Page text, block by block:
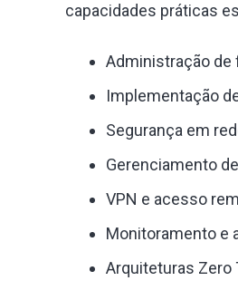
capacidades práticas
Administração de
Implementação
Segurança em
Gerenciamento
VPN e acesso
Monitoramento e
Arquiteturas Zero